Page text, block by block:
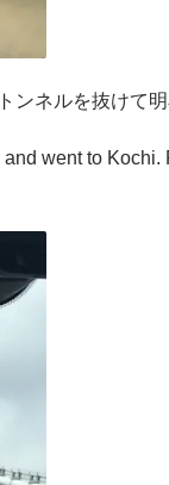
ネルを抜けて明
went to